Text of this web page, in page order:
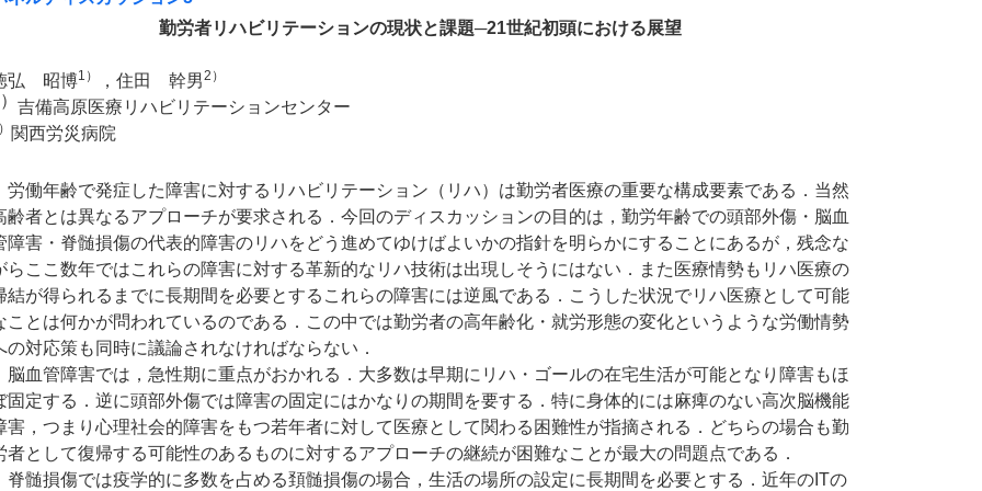
勤労者リハビリテーションの現状と課題─21世紀初頭における展望
弘 昭博1） ，住田 幹男2）
吉備高原医療リハビリテーションセンター
関西労災病院
働年齢で発症した障害に対するリハビリテーション（リハ）は勤労者医療の重要な構成要素である．当然
齢者とは異なるアプローチが要求される．今回のディスカッションの目的は，勤労年齢での頭部外傷・脳血
障害・脊髄損傷の代表的障害のリハをどう進めてゆけばよいかの指針を明らかにすることにあるが，残念な
らここ数年ではこれらの障害に対する革新的なリハ技術は出現しそうにはない．また医療情勢もリハ医療の
結が得られるまでに長期間を必要とするこれらの障害には逆風である．こうした状況でリハ医療として可能
ことは何かが問われているのである．この中では勤労者の高年齢化・就労形態の変化というような労働情勢
の対応策も同時に議論されなければならない．
血管障害では，急性期に重点がおかれる．大多数は早期にリハ・ゴールの在宅生活が可能となり障害もほ
固定する．逆に頭部外傷では障害の固定にはかなりの期間を要する．特に身体的には麻痺のない高次脳機能
害，つまり心理社会的障害をもつ若年者に対して医療として関わる困難性が指摘される．どちらの場合も勤
者として復帰する可能性のあるものに対するアプローチの継続が困難なことが最大の問題点である．
髄損傷では疫学的に多数を占める頚髄損傷の場合，生活の場所の設定に長期間を必要とする．近年のITの